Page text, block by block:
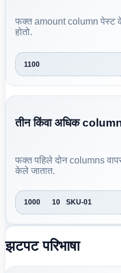
फक्त amount column पेस्ट
होतो.
1100
तीन किंवा अधिक
फक्त पहिले दोन columns
केले जातात.
1000	10	SKU-01
झटपट परिभाषा